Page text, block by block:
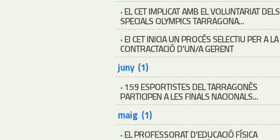
·EL CET IMPLICAT AMB EL VOLUNTARIAT DELS
SPECIALS OLYMPICS TARRAGONA...
·El CET INICIA UN PROCÉS SELECTIU PER A LA
CONTRACTACIÓ D'UN/A GERENT
juny (1)
· 159 ESPORTISTES DEL TARRAGONÈS
PARTICIPEN A LES FINALS NACIONALS...
maig (1)
·EL PROFESSORAT D'EDUCACIÓ FÍSICA